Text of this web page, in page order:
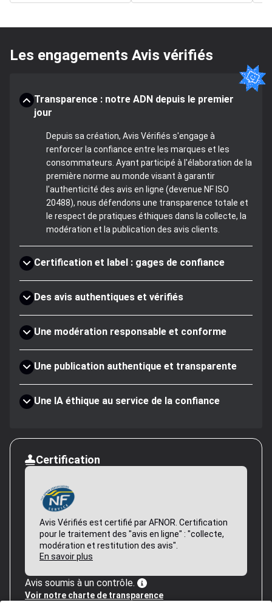
Les engagements Avis vérifiés
Transparence : notre ADN depuis le premier
jour
Depuis sa création, Avis Vérifiés s'engage à
renforcer la confiance entre les marques et les
consommateurs. Ayant participé à l'élaboration de la
première norme au monde visant à garantir
l'authenticité des avis en ligne (devenue NF ISO
20488), nous défendons une transparence totale et
le respect de pratiques éthiques dans la collecte, la
modération et la publication des avis clients.
Certification et label : gages de confiance
Des avis authentiques et vérifiés
Une modération responsable et conforme
Une publication authentique et transparente
Une IA éthique au service de la confiance
Certification
Avis Vérifiés est certifié par AFNOR. Certification
pour le traitement des "avis en ligne" : "collecte,
modération et restitution des avis".
En savoir plus
Avis soumis à un contrôle.
Voir notre charte de transparence